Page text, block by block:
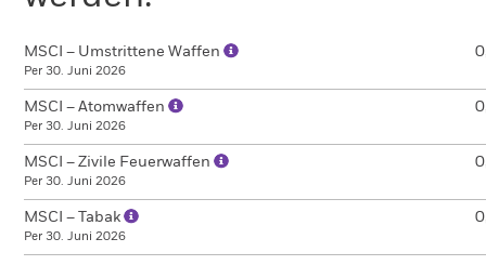
MSCI – Umstrittene Waffen
Per 30. Juni 2026
MSCI – Atomwaffen
Per 30. Juni 2026
MSCI – Zivile Feuerwaffen
Per 30. Juni 2026
MSCI – Tabak
Per 30. Juni 2026